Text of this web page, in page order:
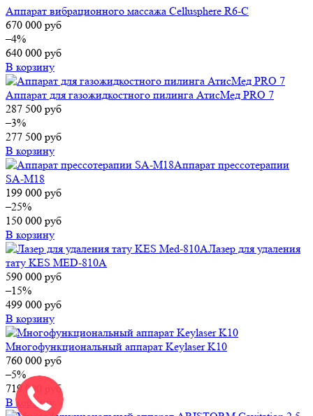
Аппарат вибрационного массажа Cellusphere R6-C
670 000 руб
–4%
640 000 руб
В корзину
Аппарат для газожидкостного пилинга АтисМед PRO 7
287 500 руб
–3%
277 500 руб
В корзину
Аппарат прессотерапии
SA-M18
199 000 руб
–25%
150 000 руб
В корзину
Лазер для удаления
тату KES MED-810A
590 000 руб
–15%
499 000 руб
В корзину
Многофункциональный аппарат Keylaser K10
760 000 руб
–5%
719 000
руб
В корзину